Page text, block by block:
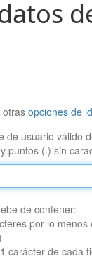
otrasopciones de
de usuario válido
puntos (.) sin
de contener:
por lo
carácter de cada